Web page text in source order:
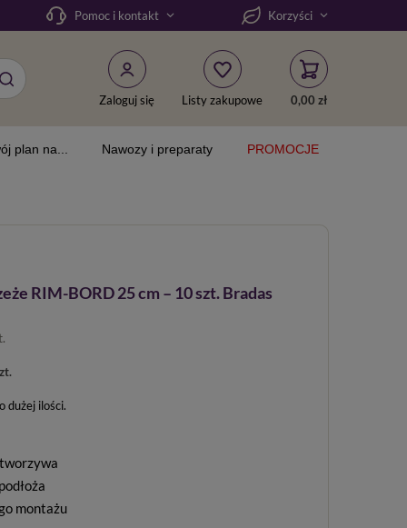
Pomoc i kontakt Korzyści
Zaloguj się Listy zakupowe 0,00 zł
plan na... Nawozy i preparaty PROMOCJE
RIM-BORD 25 cm – 10 szt. Bradas
dużej ilości
montażu